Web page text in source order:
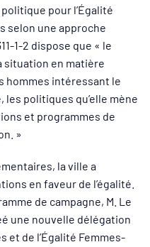
pour l’Égalité
selon une approche
1-2 dispose que « le
situation en matière
hommes intéressant le
politiques qu’elle mène
et programmes de
»
la ville a
en faveur de l’égalité.
de campagne, M. Le
une nouvelle délégation
et de l’Égalité Femmes-